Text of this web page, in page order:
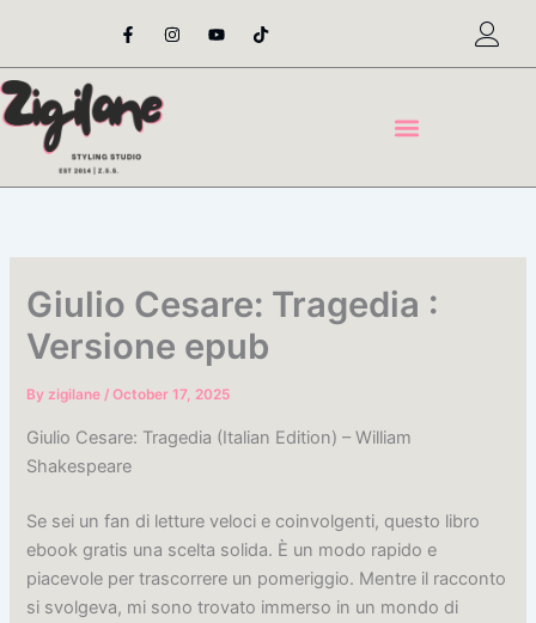
content
F
a
e
o
o
-
I
n
t
Y
o
t
T
i
t
Giulio Cesare: Tragedia :
Versione epub
Byzigilane/October 17, 2025
Giulio Cesare: Tragedia (Italian Edition) – William
Shakespeare
Se sei un fan di letture veloci e coinvolgenti, questo libro
ebook gratis una scelta solida. È un modo rapido e
piacevole per trascorrere un pomeriggio. Mentre il racconto
si svolgeva, mi sono trovato immerso in un mondo di